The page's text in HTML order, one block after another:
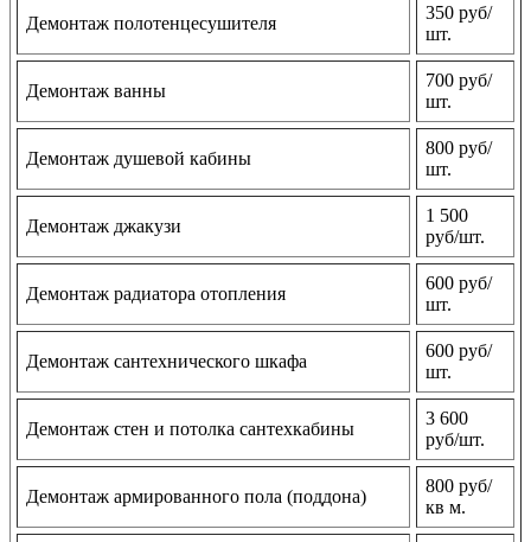
Демонтаж полотенцесушителя
350 руб/
шт.
Демонтаж ванны
700 руб/
шт.
Демонтаж душевой кабины
800 руб/
шт.
Демонтаж джакузи
1 500
руб/шт.
Демонтаж радиатора отопления
600 руб/
шт.
Демонтаж сантехнического шкафа
600 руб/
шт.
Демонтаж стен и потолка сантехкабины
3 600
руб/шт.
Демонтаж армированного пола (поддона)
800 руб/
кв м.